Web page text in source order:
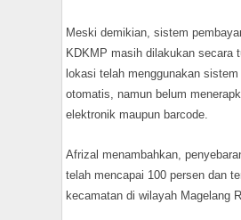
Meski demikian, sistem
KDKMP masih dilakukan secara
lokasi telah menggunakan
otomatis, namun belum
elektronik maupun barcode.
Afrizal menambahkan,
telah mencapai 100 persen dan
kecamatan di wilayah Magelang